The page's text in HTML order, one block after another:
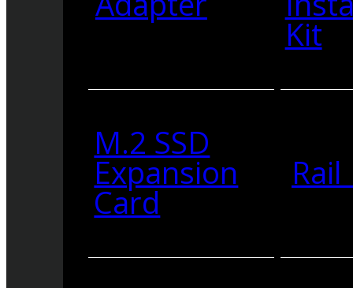
Kit
M.2 SSD
Expansion
Card